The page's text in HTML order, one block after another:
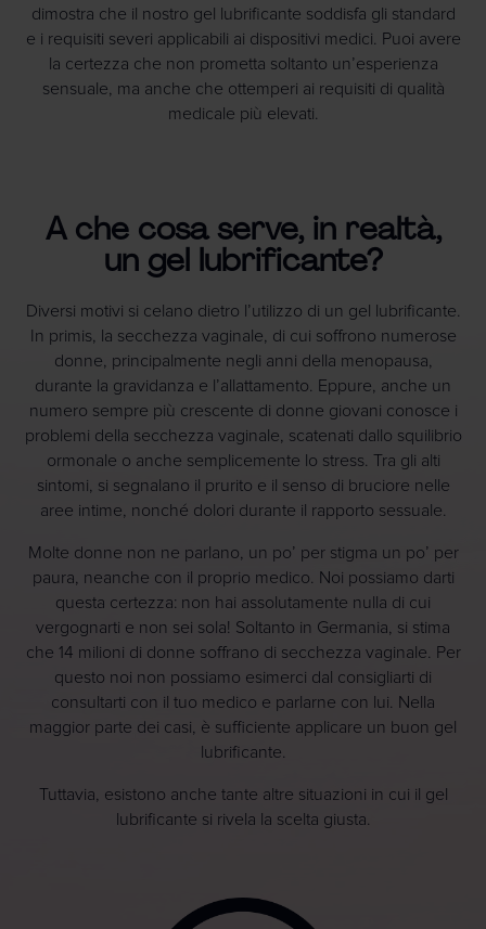
dimostra che il nostro gel lubrificante soddisfa gli standard
e i requisiti severi applicabili ai dispositivi medici. Puoi avere
la certezza che non prometta soltanto un’esperienza
sensuale, ma anche che ottemperi ai requisiti di qualità
medicale più elevati.
A che cosa serve, in realtà,
un gel lubrificante?
Diversi motivi si celano dietro l’utilizzo di un gel lubrificante.
In primis, la secchezza vaginale, di cui soffrono numerose
donne, principalmente negli anni della menopausa,
durante la gravidanza e l’allattamento. Eppure, anche un
numero sempre più crescente di donne giovani conosce i
problemi della secchezza vaginale, scatenati dallo squilibrio
ormonale o anche semplicemente lo stress. Tra gli alti
sintomi, si segnalano il prurito e il senso di bruciore nelle
aree intime, nonché dolori durante il rapporto sessuale.
Molte donne non ne parlano, un po’ per stigma un po’ per
paura, neanche con il proprio medico. Noi possiamo darti
questa certezza: non hai assolutamente nulla di cui
vergognarti e non sei sola! Soltanto in Germania, si stima
che 14 milioni di donne soffrano di secchezza vaginale. Per
questo noi non possiamo esimerci dal consigliarti di
consultarti con il tuo medico e parlarne con lui. Nella
maggior parte dei casi, è sufficiente applicare un buon gel
lubrificante.
Tuttavia, esistono anche tante altre situazioni in cui il gel
lubrificante si rivela la scelta giusta.